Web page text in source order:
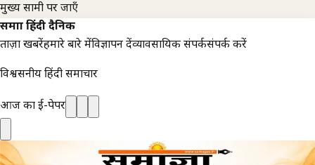
मुख्य सामग्री पर जाएँ
समाज्ञा हिंदी दैनिक
ताज़ा खबरेंहमारे बारे मेंविज्ञापन देंव्यावसायिक संपर्कसंपर्क करें
विश्वसनीय हिंदी समाचार
आज का ई-पेपर